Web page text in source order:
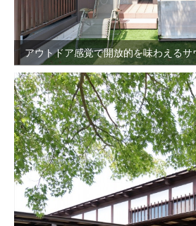
アウトドア感覚で開放的を味わえるサ